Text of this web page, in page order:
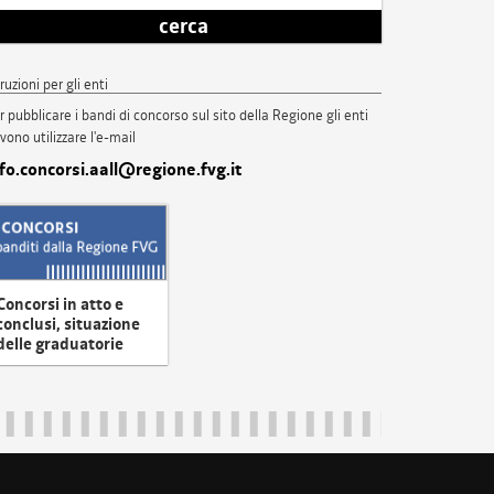
cerca
per gli enti
pubblicare i bandi di concorso sul sito della Regione gli enti
utilizzare l'e-mail
in atto e
situazione
graduatorie